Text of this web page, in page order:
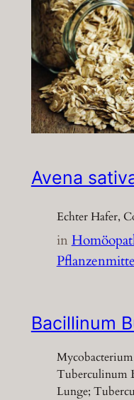
Avena
Echter Hafer,
in
Bacillinum
Tuberculinum
Lunge;